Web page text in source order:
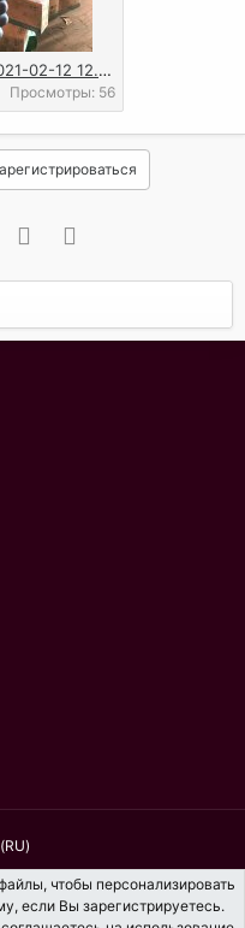
photo_2021-02-12 12.36.53.jpeg
Просмотры: 56
WhatsApp
Помощь Главная
чтобы персонализировать
если Вы зарегистрируетесь.